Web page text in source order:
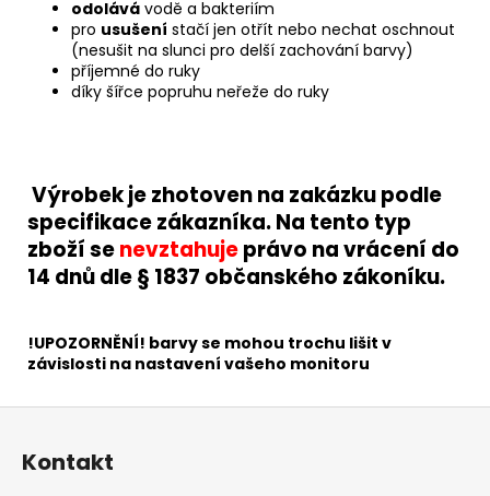
odolává vodě a bakteriím
pro usušení stačí jen otřít nebo nechat oschnout
(nesušit na slunci pro delší zachování barvy)
příjemné do ruky
díky šířce popruhu neřeže do ruky
Výrobek je zhotoven na zakázku podle
specifikace zákazníka. Na tento typ
zboží senevztahujeprávo na vrácení do
14 dnů dle § 1837 občanského zákoníku.
!UPOZORNĚNÍ! barvy se mohou trochu lišit v
závislosti na nastavení vašeho monitoru
Kontakt